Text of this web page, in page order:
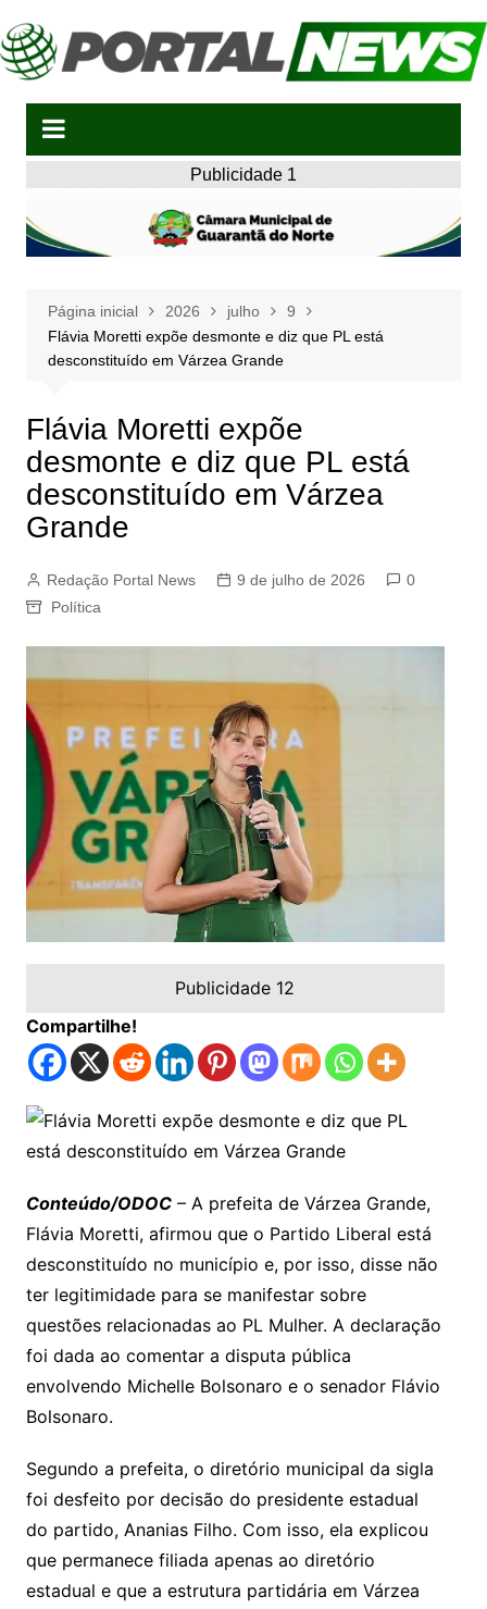
para
o
Publicidade 1
Página inicial 2026 julho
9
Flávia Moretti expõe desmonte e diz que PL está
desconstituído em Várzea Grande
Flávia Moretti expõe
desmonte e diz que PL está
desconstituído em Várzea
Grande
Redação Portal News 9 de julho de 2026
0
Política
Publicidade 12
Compartilhe!
Conteúdo/ODOC– A prefeita de Várzea Grande,
Flávia Moretti, afirmou que o Partido Liberal está
desconstituído no município e, por isso, disse não
ter legitimidade para se manifestar sobre
questões relacionadas ao PL Mulher. A declaração
foi dada ao comentar a disputa pública
envolvendo Michelle Bolsonaro e o senador Flávio
Bolsonaro.
Segundo a prefeita, o diretório municipal da sigla
foi desfeito por decisão do presidente estadual
do partido, Ananias Filho. Com isso, ela explicou
que permanece filiada apenas ao diretório
estadual e que a estrutura partidária em Várzea